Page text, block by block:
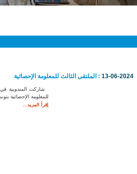
13-06-2024 : الملتقى الثالث للمعلومة الإحصائية
شاركت المندوبية في
للمعلومة الإحصائية
إقرأ المزيد...